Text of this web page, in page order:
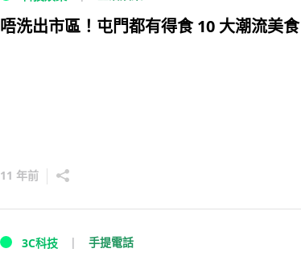
唔洗出市區！屯門都有得食 10 大潮流美食
11 年前
3C科技 手提電話